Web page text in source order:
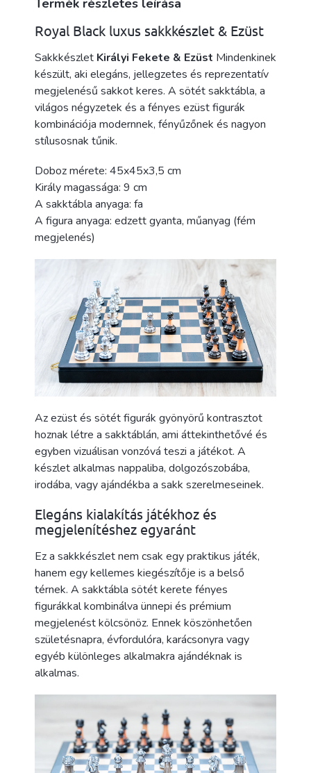
Royal Black luxus sakkkészlet & Ezüst
Sakkkészlet Királyi Fekete & Ezüst Mindenkinek
készült, aki elegáns, jellegzetes és reprezentatív
megjelenésű sakkot keres. A sötét sakktábla, a
világos négyzetek és a fényes ezüst figurák
kombinációja modernnek, fényűzőnek és nagyon
stílusosnak tűnik.
Doboz mérete: 45x45x3,5 cm
Király magassága: 9 cm
A sakktábla anyaga: fa
A figura anyaga: edzett gyanta, műanyag (fém
megjelenés)
Az ezüst és sötét figurák gyönyörű kontrasztot
hoznak létre a sakktáblán, ami áttekinthetővé és
egyben vizuálisan vonzóvá teszi a játékot. A
készlet alkalmas nappaliba, dolgozószobába,
irodába, vagy ajándékba a sakk szerelmeseinek.
Elegáns kialakítás játékhoz és
megjelenítéshez egyaránt
Ez a sakkkészlet nem csak egy praktikus játék,
hanem egy kellemes kiegészítője is a belső
térnek. A sakktábla sötét kerete fényes
figurákkal kombinálva ünnepi és prémium
megjelenést kölcsönöz. Ennek köszönhetően
születésnapra, évfordulóra, karácsonyra vagy
egyéb különleges alkalmakra ajándéknak is
alkalmas.